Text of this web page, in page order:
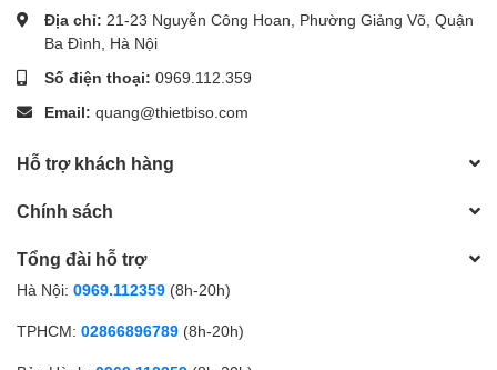
Địa chỉ: 21-23 Nguyễn Công Hoan, Phường Giảng Võ, Quận
Ba Đình, Hà Nội
Số điện thoại: 0969.112.359
Email: quang@thietbiso.com
Hỗ trợ khách hàng
Chính sách
Tổng đài hỗ trợ
Hà Nội: 0969.112359 (8h-20h)
TPHCM: 02866896789 (8h-20h)